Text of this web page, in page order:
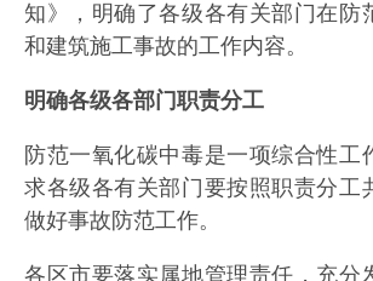
知》，明确了各级各有关部门在防
和建筑施工事故的工作内容。
明确各级各部门职责分工
防范一氧化碳中毒是一项综合性工
求各级各有关部门要按照职责分工
做好事故防范工作。
各区市要落实属地管理责任，充分